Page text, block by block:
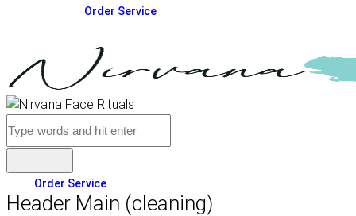
Order Service
Order Service
Header Main (cleaning)